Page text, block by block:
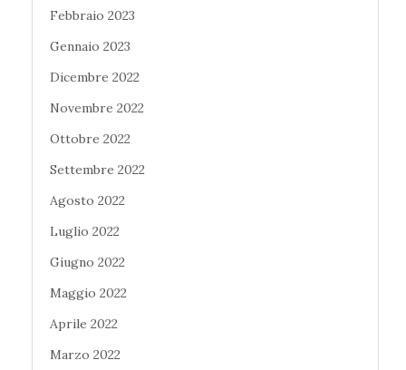
Febbraio 2023
Gennaio 2023
Dicembre 2022
Novembre 2022
Ottobre 2022
Settembre 2022
Agosto 2022
Luglio 2022
Giugno 2022
Maggio 2022
Aprile 2022
Marzo 2022